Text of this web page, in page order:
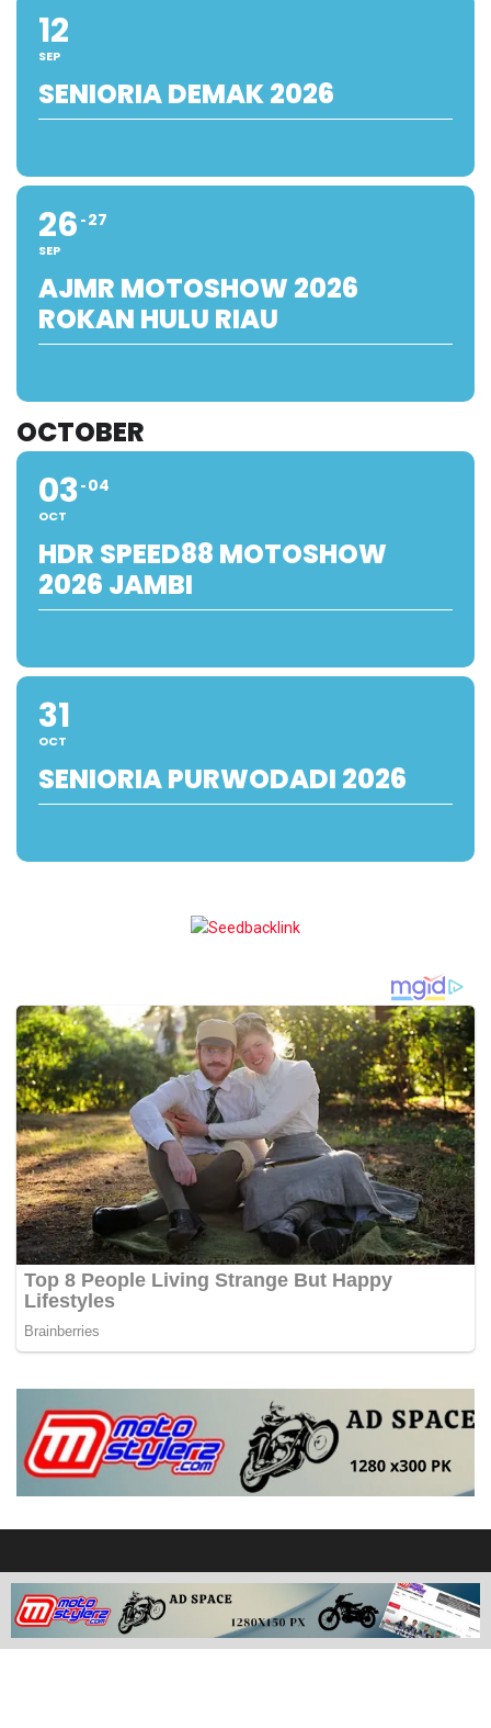
12
SEP
SENIORIA DEMAK 2026
26
SEP
27
AJMR MOTOSHOW 2026
ROKAN HULU RIAU
OCTOBER
03
OCT
04
HDR SPEED88 MOTOSHOW
2026 JAMBI
31
OCT
SENIORIA PURWODADI 2026